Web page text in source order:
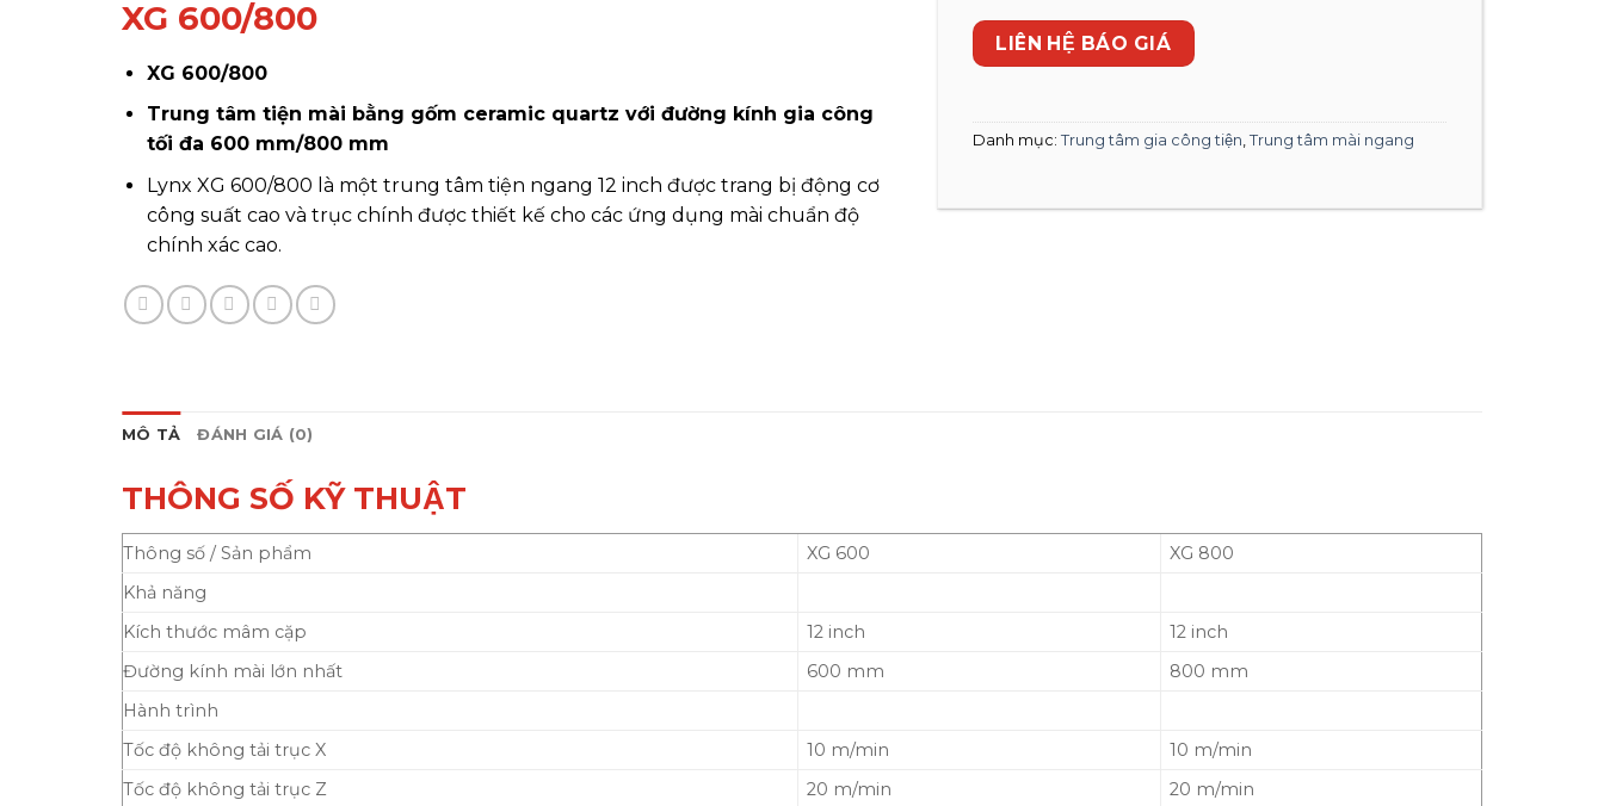
XG 600/800
XG 600/800
Trung tâm tiện mài bằng gốm ceramic quartz với đường kính gia công
tối đa 600 mm/800 mm
Lynx XG 600/800 là một trung tâm tiện ngang 12 inch được trang bị động cơ
công suất cao và trục chính được thiết kế cho các ứng dụng mài chuẩn độ
chính xác cao.
LIÊN HỆ BÁO GIÁ
Danh mục: Trung tâm gia công tiện Trung tâm mài ngang
MÔ TẢ ĐÁNH GIÁ (0)
THÔNG SỐ KỸ THUẬT
Thông số / Sản phẩm XG 600
XG 800
Khả năng
Kích thước mâm cặp
12 inch
12 inch
Đường kính mài lớn nhất
600 mm
800 mm
Hành trình
Tốc độ không tải trục X
10 m/min
10 m/min
Tốc độ không tải trục Z
20 m/min
20 m/min